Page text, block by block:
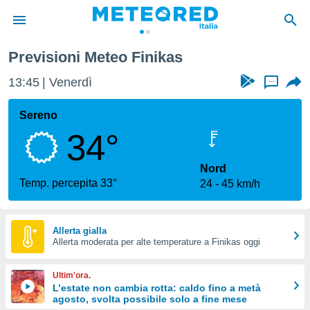
di
per
le
di
Web
le
Previsioni Meteo Finikas
13:45 Venerdì ...
Sereno
34°
Temp. percepita 33°
Nord
24
45 km/h
Allerta gialla
Allerta moderata per alte temperature a Finikas oggi
Ultim'ora.
L’estate non cambia rotta: caldo fino a metà
agosto, svolta possibile solo a fine mese